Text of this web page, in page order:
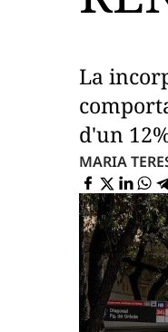
La
d'un
MARIA